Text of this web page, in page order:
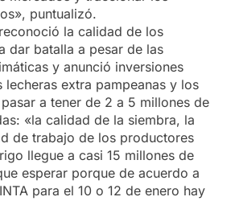
puntualizó.
la calidad de los
dar batalla a pesar de las
y anunció inversiones
lecheras extra pampeanas y los
a tener de 2 a 5 millones de
«la calidad de la siembra, la
de trabajo de los productores
llegue a casi 15 millones de
esperar porque de acuerdo a
para el 10 o 12 de enero hay